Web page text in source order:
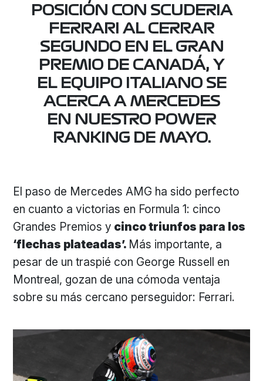
POSICIÓN CON SCUDERIA
FERRARI AL CERRAR
SEGUNDO EN EL GRAN
PREMIO DE CANADÁ, Y
EL EQUIPO ITALIANO SE
ACERCA A MERCEDES
EN NUESTRO POWER
RANKING DE MAYO.
El paso de Mercedes AMG ha sido perfecto
en cuanto a victorias en Formula 1: cinco
Grandes Premios y cinco triunfos para los
‘flechas plateadas’. Más importante, a
pesar de un traspié con George Russell en
Montreal, gozan de una cómoda ventaja
sobre su más cercano perseguidor: Ferrari.